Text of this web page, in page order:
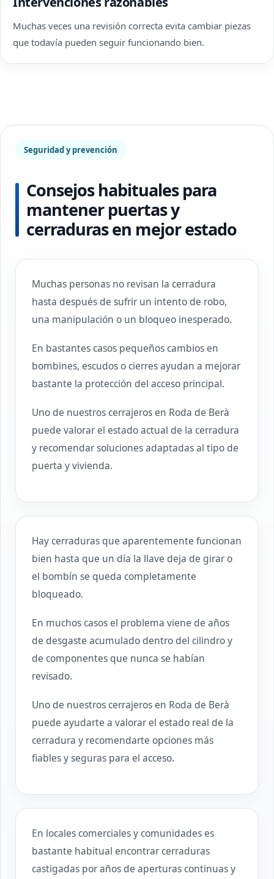
Muchas veces una revisión correcta evita cambiar piezas
que todavía pueden seguir funcionando bien.
Seguridad y prevención
Consejos habituales para
mantener puertas y
cerraduras en mejor estado
Muchas personas no revisan la cerradura
hasta después de sufrir un intento de robo,
una manipulación o un bloqueo inesperado.
En bastantes casos pequeños cambios en
bombines, escudos o cierres ayudan a mejorar
bastante la protección del acceso principal.
Uno de nuestros cerrajeros en Roda de Berà
puede valorar el estado actual de la cerradura
y recomendar soluciones adaptadas al tipo de
puerta y vivienda.
Hay cerraduras que aparentemente funcionan
bien hasta que un día la llave deja de girar o
el bombín se queda completamente
bloqueado.
En muchos casos el problema viene de años
de desgaste acumulado dentro del cilindro y
de componentes que nunca se habían
revisado.
Uno de nuestros cerrajeros en Roda de Berà
puede ayudarte a valorar el estado real de la
cerradura y recomendarte opciones más
fiables y seguras para el acceso.
En locales comerciales y comunidades es
bastante habitual encontrar cerraduras
castigadas por años de aperturas continuas y